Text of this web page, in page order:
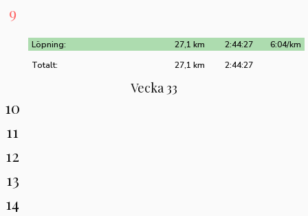
9
Löpning: 6:04/km
2:44:27
27,1 km
Totalt:
2:44:27
27,1 km
Vecka 33
10
11
12
13
14